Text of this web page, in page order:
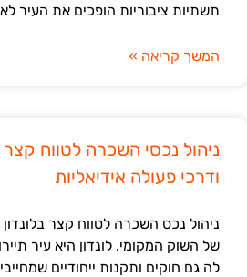
תשתיות ציבוריות הופכים את העיר
המשך קריאה »
ניהול נכסי השכרה לטווח קצר
ודרכי פעולה אידיאליות
ניהול נכס השכרה לטווח קצר
של השוק המקומי. לונדון היא עיר
לה גם חוקים ותקנות ייחודיים